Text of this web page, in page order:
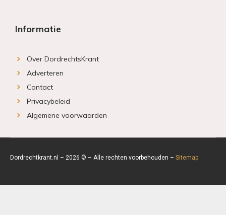
Informatie
Over DordrechtsKrant
Adverteren
Contact
Privacybeleid
Algemene voorwaarden
Dordrechtkrant.nl – 2026 © – Alle rechten voorbehouden – Sitemap